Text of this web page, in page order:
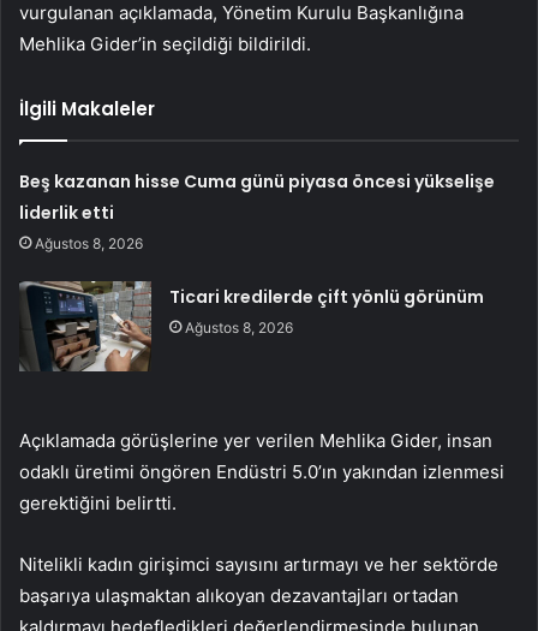
vurgulanan açıklamada, Yönetim Kurulu Başkanlığına
Mehlika Gider’in seçildiği bildirildi.
İlgili Makaleler
Beş kazanan hisse Cuma günü piyasa öncesi yükselişe
liderlik etti
Ağustos 8, 2026
Ticari kredilerde çift yönlü görünüm
Ağustos 8, 2026
Açıklamada görüşlerine yer verilen Mehlika Gider, insan
odaklı üretimi öngören Endüstri 5.0’ın yakından izlenmesi
gerektiğini belirtti.
Nitelikli kadın girişimci sayısını artırmayı ve her sektörde
başarıya ulaşmaktan alıkoyan dezavantajları ortadan